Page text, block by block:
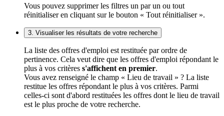
Vous pouvez supprimer les filtres un par un ou tout
réinitialiser en cliquant sur le bouton « Tout réinitialiser ».
3. Visualiser les résultats de votre recherche
La liste des offres d'emploi est restituée par ordre de
pertinence. Cela veut dire que les offres d'emploi répondant le
plus à vos critères s'affichent en premier.
Vous avez renseigné le champ « Lieu de travail » ? La liste
restitue les offres répondant le plus à vos critères. Parmi
celles-ci sont d'abord restituées les offres dont le lieu de travail
est le plus proche de votre recherche.